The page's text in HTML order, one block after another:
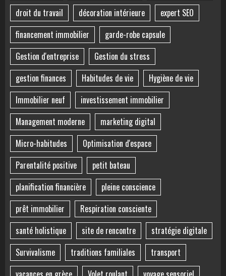
droit du travail
décoration intérieure
expert SEO
financement immobilier
garde-robe capsule
Gestion d'entreprise
Gestion du stress
gestion finances
Habitudes de vie
Hygiène de vie
Immobilier neuf
investissement immobilier
Management moderne
marketing digital
Micro-habitudes
Optimisation d'espace
Parentalité positive
petit bateau
planification financière
pleine conscience
prêt immobilier
Respiration consciente
santé holistique
site de rencontre
stratégie digitale
Survivalisme
traditions familiales
transport